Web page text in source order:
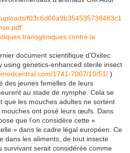
f03c6d66a9b354535738483c1
transgéniques contre la
document scientifique d’Oxitec
using genetics-enhanced sterile insect
1741-7007/10/51/ )
des jeunes femelles de leurs
au stade de nymphe. Cela se
que les mouches adultes ne sortent
mouches ont posé leurs œufs. Dans
que l’on considère cette «
» dans le cadre légal européen. Ce
dans les aliments, de tout insecte
survivant serait considérée comme